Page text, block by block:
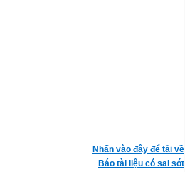
Nhấn vào đây để tải về
Báo tài liệu có sai sót